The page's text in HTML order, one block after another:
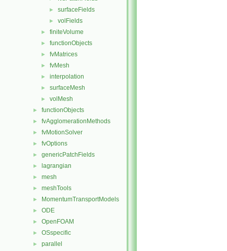
► surfaceFields
► volFields
► finiteVolume
► functionObjects
► fvMatrices
► fvMesh
► interpolation
► surfaceMesh
► volMesh
► functionObjects
► fvAgglomerationMethods
► fvMotionSolver
► fvOptions
► genericPatchFields
► lagrangian
► mesh
► meshTools
► MomentumTransportModels
► ODE
► OpenFOAM
► OSspecific
► parallel